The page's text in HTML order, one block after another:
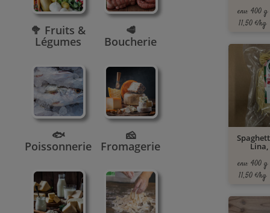
🥦 Fruits &
Légumes
🥩
Boucherie
🐟
Poissonnerie
🧀
Fromagerie
env. 400 g
11,50 €/kg
Lina,
env. 400 g
11,50 €/kg